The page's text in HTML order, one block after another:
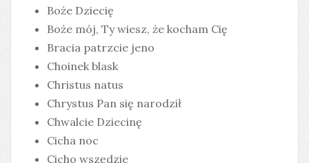
Boże Dziecię
Boże mój, Ty wiesz, że kocham Cię
Bracia patrzcie jeno
Choinek blask
Christus natus
Chrystus Pan się narodził
Chwalcie Dziecinę
Cicha noc
Cicho wszędzie